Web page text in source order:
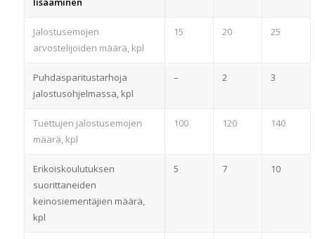
Jalostusemojen
arvostelijoiden määrä, kpl
15 20 25
Puhdasparitustarhoja
jalostusohjelmassa, kpl
– 2 3
Tuettujen jalostusemojen
määrä, kpl
100 120 140
Erikoiskoulutuksen
suorittaneiden
keinosiementäjien määrä,
kpl
5 7 10